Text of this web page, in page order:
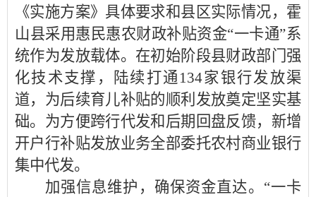
《实施方案》具体要求和县区实际情况，霍
山县采用惠民惠农财政补贴资金“一卡通”系
统作为发放载体。在初始阶段县财政部门强
化技术支撑，陆续打通134家银行发放渠
道，为后续育儿补贴的顺利发放奠定坚实基
础。为方便跨行代发和后期回盘反馈，新增
开户行补贴发放业务全部委托农村商业银行
集中代发。
加强信息维护，确保资金直达。“一卡